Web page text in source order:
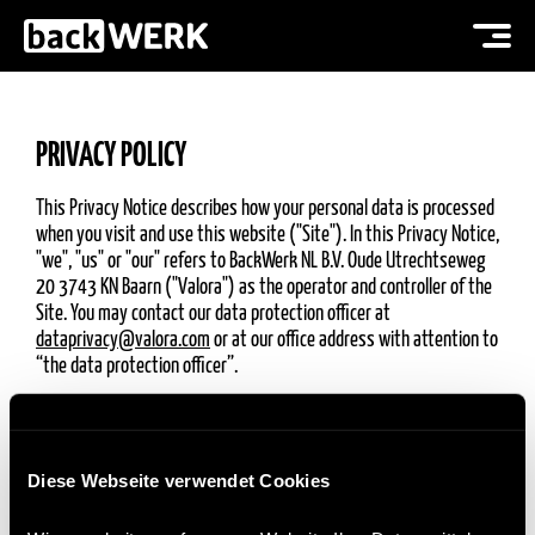
Diese Webseite verwendet Cookies
PRIVACY POLICY
This Privacy Notice describes how your personal data is processed
when you visit and use this website ("Site"). In this Privacy Notice,
"we", "us" or "our" refers to BackWerk NL B.V. Oude Utrechtseweg
20 3743 KN Baarn ("Valora") as the operator and controller of the
Site. You may contact our data protection officer at
dataprivacy@valora.com or at our office address with attention to
“the data protection officer”.
COLLECTION AND USE OF PERSONAL DATA